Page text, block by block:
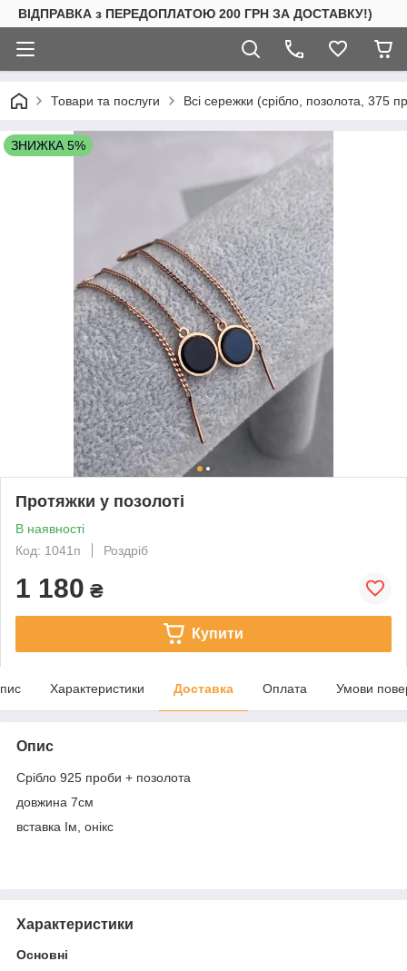
ВІДПРАВКА з ПЕРЕДОПЛАТОЮ 200 ГРН ЗА ДОСТАВКУ!)
Товари та послуги Всі сережки (срібло, позолота, 375
ЗНИЖКА 5%
Протяжки у позолоті
В наявності
Код: 1041п
Роздріб
1 180 ₴
Купити
Характеристики Доставка Оплата Умови
Опис
Срібло 925 проби + позолота
довжина 7см
вставка Ім, онікс
Характеристики
Основні